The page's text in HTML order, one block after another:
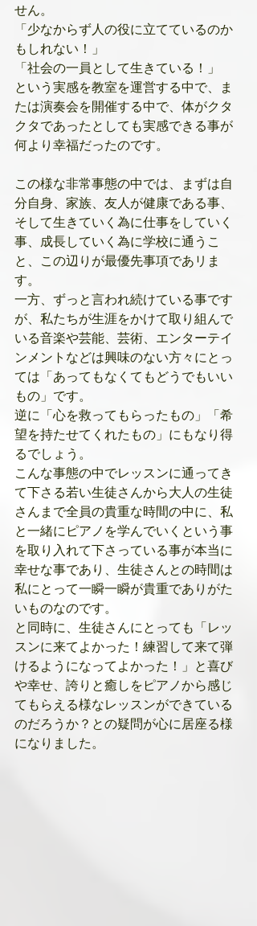
せん。
「少なからず人の役に立てているのか
もしれない！」
「社会の一員として生きている！」
という実感を教室を運営する中で、ま
たは演奏会を開催する中で、体がクタ
クタであったとしても実感できる事が
何より幸福だったのです。
この様な非常事態の中では、まずは自
分自身、家族、友人が健康である事、
そして生きていく為に仕事をしていく
事、成長していく為に学校に通うこ
と、この辺りが最優先事項であリま
す。
一方、ずっと言われ続けている事です
が、私たちが生涯をかけて取り組んで
いる音楽や芸能、芸術、エンターテイ
ンメントなどは興味のない方々にとっ
ては「あってもなくてもどうでもいい
もの」です。
逆に「心を救ってもらったもの」「希
望を持たせてくれたもの」にもなり得
るでしょう。
こんな事態の中でレッスンに通ってき
て下さる若い生徒さんから大人の生徒
さんまで全員の貴重な時間の中に、私
と一緒にピアノを学んでいくという事
を取り入れて下さっている事が本当に
幸せな事であり、生徒さんとの時間は
私にとって一瞬一瞬が貴重でありがた
いものなのです。
と同時に、生徒さんにとっても「レッ
スンに来てよかった！練習して来て弾
けるようになってよかった！」と喜び
や幸せ、誇りと癒しをピアノから感じ
てもらえる様なレッスンができている
のだろうか？との疑問が心に居座る様
になりました。